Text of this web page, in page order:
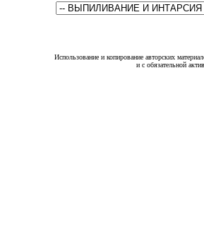
Использование и копирование авторских
и с обязательной